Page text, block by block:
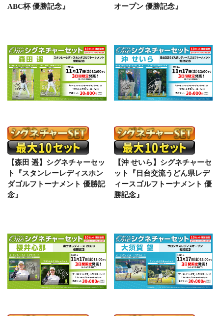
ABC杯 優勝記念』
オープン 優勝記念』
【森田 遥】シグネチャーセッ
ト『スタンレーレディスホン
ダゴルフトーナメント 優勝記
念』
【沖 せいら】シグネチャーセ
ット『日台交流うどん県レデ
ィースゴルフトーナメント 優
勝記念』